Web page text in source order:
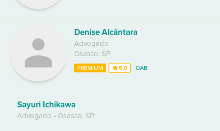
Denise Alcântara
Advogado -
Osasco, SP
PREMIUM 5,0 OAB
Sayuri Ichikawa
Advogado - Osasco, SP